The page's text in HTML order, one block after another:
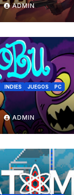
ADMIN
INDIES JUEGOS PC
ADMIN